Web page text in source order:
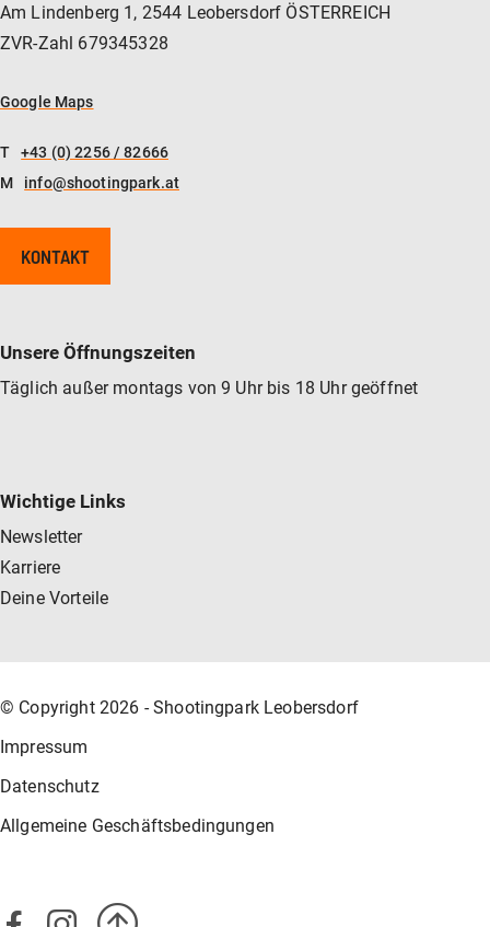
Am Lindenberg 1, 2544 Leobersdorf ÖSTERREICH
ZVR-Zahl 679345328
Google Maps
T
+43 (0) 2256 / 82666
M
info@shootingpark.at
KONTAKT
Unsere Öffnungszeiten
Täglich außer montags von 9 Uhr bis 18 Uhr geöffnet
Wichtige Links
Newsletter
Karriere
Deine Vorteile
© Copyright 2026 - Shootingpark Leobersdorf
Impressum
Datenschutz
Allgemeine Geschäftsbedingungen